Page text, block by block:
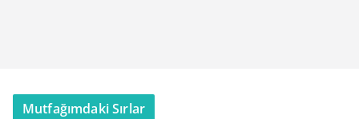
Mutfağımdaki Sırlar